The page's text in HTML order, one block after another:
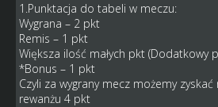
1.Punktacja do tabeli w meczu:
Wygrana – 2 pkt
Remis – 1 pkt
Większa ilość małych pkt (Dodatkowy
*Bonus – 1 pkt
Czyli za wygrany mecz możemy
rewanżu 4 pkt